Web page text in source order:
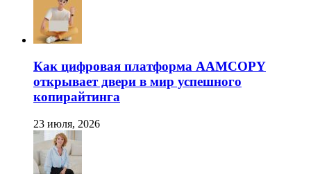
Как цифровая платформа AAMCOPY
открывает двери в мир успешного
копирайтинга
23 июля, 2026